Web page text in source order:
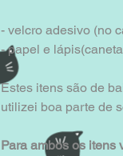
- velcro adesivo (no
- papel e
Estes itens são de
utilizei boa parte de
Para ambos os itens